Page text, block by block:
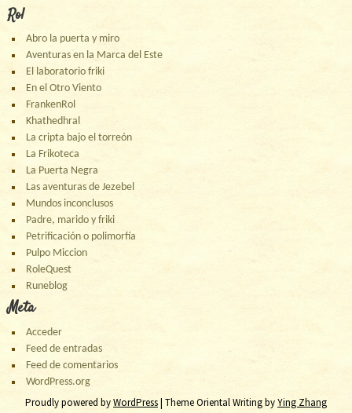
Rol
Abro la puerta y miro
Aventuras en la Marca del Este
El laboratorio friki
En el Otro Viento
FrankenRol
Khathedhral
La cripta bajo el torreón
La Frikoteca
La Puerta Negra
Las aventuras de Jezebel
Mundos inconclusos
Padre, marido y friki
Petrificación o polimorfía
Pulpo Miccion
RoleQuest
Runeblog
Meta
Acceder
Feed de entradas
Feed de comentarios
WordPress.org
Proudly powered byWordPress| Theme Oriental Writing byYing Zhang